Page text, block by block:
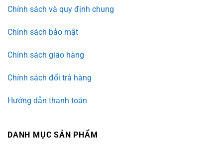
Chính sách và quy định chung
Chính sách bảo mật
Chính sách giao hàng
Chính sách đổi trả hàng
Hướng dẫn thanh toán
DANH MỤC SẢN PHẨM